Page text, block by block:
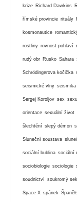
krize Richard Dawkins
římské provincie rituály
kosmonautice
rostliny rovnost pohlaví
rudý obr Rusko Sahara
Schrödingerova kočička
seismické vlny seismika
Sergej Koroljov sex
orientace sexuální život
šlechtění slepý démon
Sluneční soustava
sociální bublina sociální
sociobiologie sociologie
soudnictví soukromý
Space X spánek